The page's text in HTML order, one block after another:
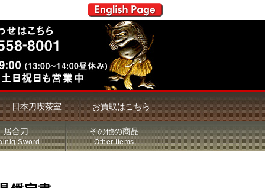
日本刀喫茶室 お買取はこちら
居合刀
Sword
その他の商品
Other Items